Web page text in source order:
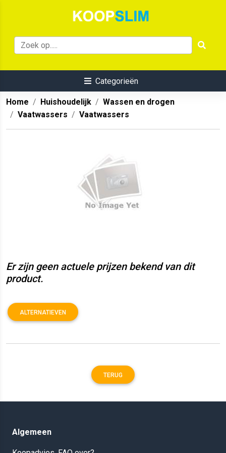
Categorieën
Home Huishoudelijk
Wassen en drogen
Vaatwassers
Vaatwassers
Er zijn geen actuele prijzen bekend van dit
product.
ALTERNATIEVEN
TERUG
Algemeen